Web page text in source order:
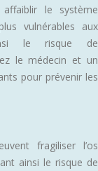
le système
vulnérables aux
le risque de
le médecin et un
pour prévenir les
fragiliser l’os
ainsi le risque de